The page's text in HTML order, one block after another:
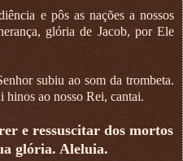
e pôs as nações a nossos
glória de Jacob, por Ele
subiu ao som da trombeta.
hinos ao nosso Rei, cantai.
e ressuscitar dos mortos
glória. Aleluia.